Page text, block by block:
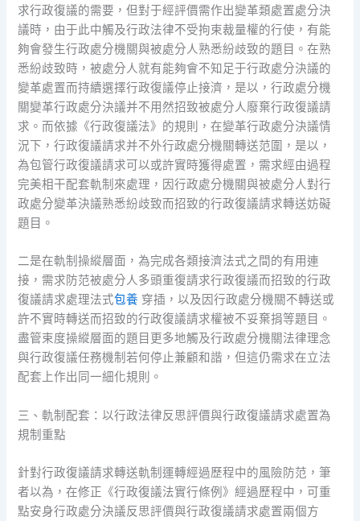
求行政復議的需要，但對于經評價需作出變革類處置處分決
議時，由于此中觸及行政法律不受拘束裁量權的行使，有能
夠會發生行政處分機關與被處分人熟悉紛歧致的題目。在熟
悉紛歧致時，被處分人就有能夠會不知足于行政處分決議的
變革處置而持續選擇行政復議停止接濟，是以，行政處分機
關變革行政處分決議并不用然招致被處分人廢棄行政復議請
求。而依據《行政復議法》的規則，在變革行政處分決議情
況下，行政復議請求并不外行政處分機關轉送范圍，是以，
為包管行政復議請求可以或許實時獲得處置，需求經由過程
完美相干配套軌制來處理，因行政處分機關與被處分人對行
政處分變革決議熟悉紛歧致而招致的行政復議請求轉送妨礙
題目。
二是在軌制操縱層面，為完成各類接濟法式之間的有用連
接，需求防范被處分人多頭重復請求行政復議而招致的行政
復議請求處理法式包養 穿插，以及因行政處分機關不轉送或
許不實時轉送而招致的行政復議請求權被不妥棄捐等題目。
盡管束度操縱層面的題目更多地觸及行政處分機關法律理念
與行政復議任務機制若何停止兼顧和諧，但這仍需求在立法
配套上作出同一細化規則。
三、軌制配套：以行政法律反思評價與行政復議請求處置為
規制重點
針對行政復議請求轉送軌制運轉經過歷程中的風險防范，筆
者以為，在修正《行政復議法實行條例》經過歷程中，可重
點安身行政處分決議反思評價與行政復議請求處置兩個方